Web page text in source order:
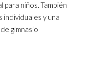
para niños. También
individuales y una
gimnasio